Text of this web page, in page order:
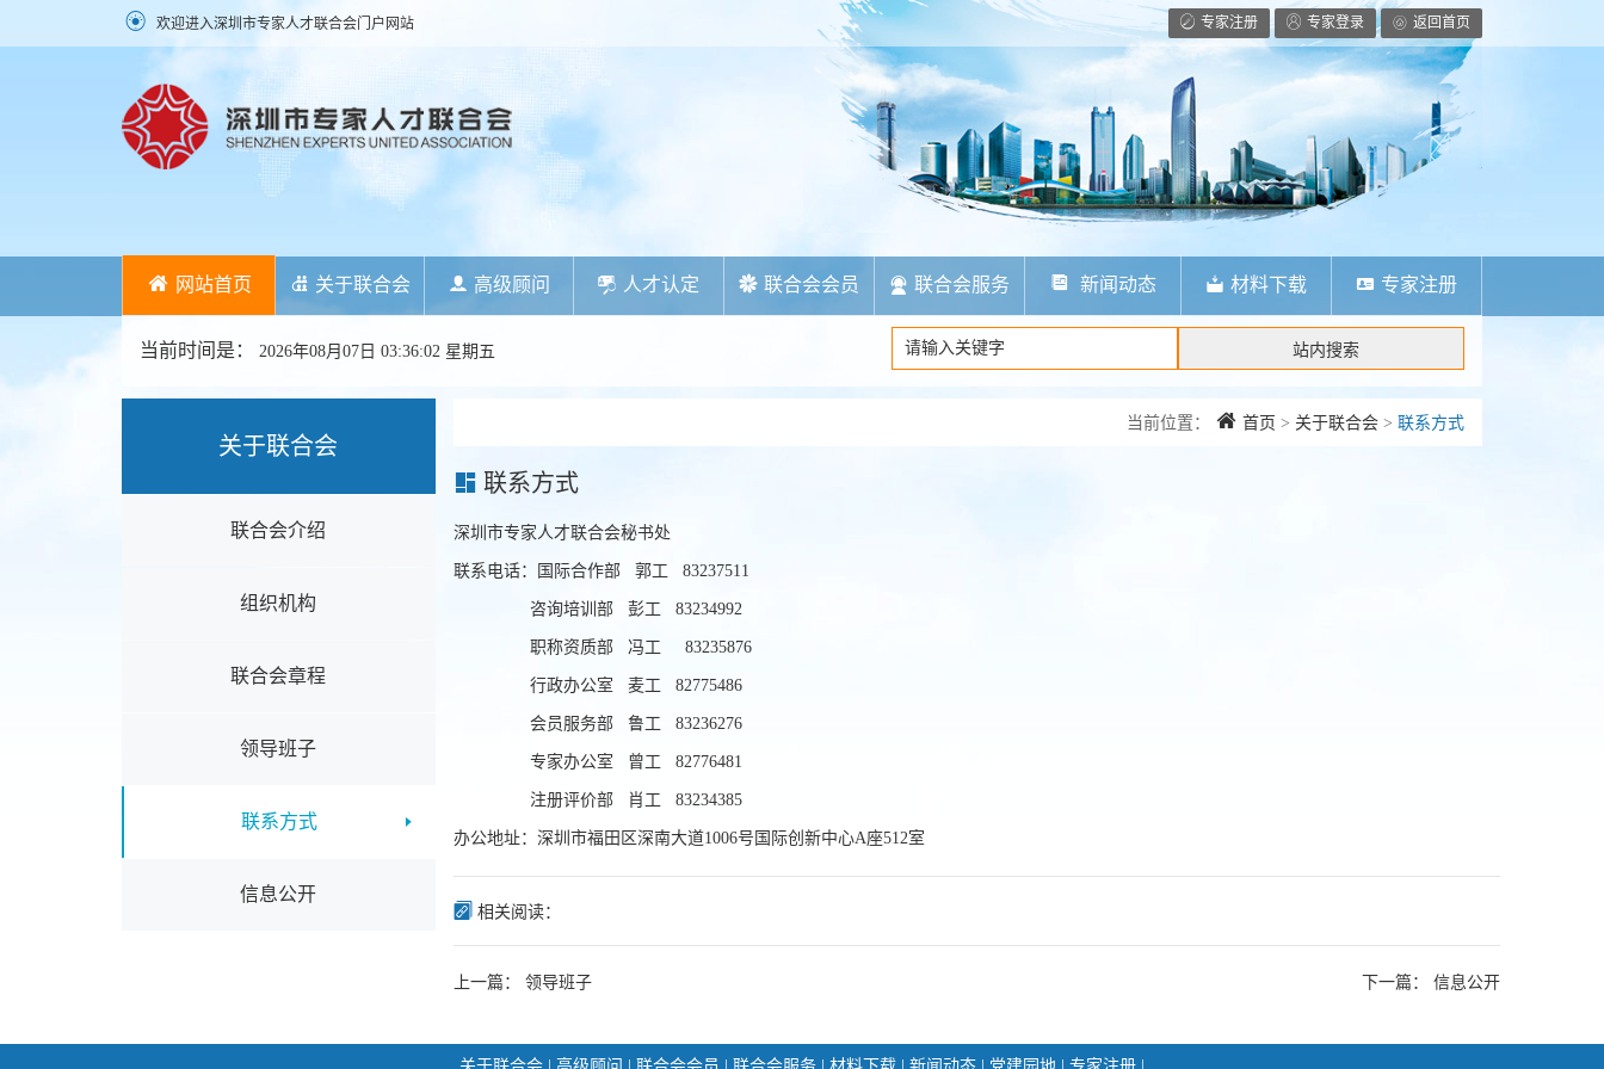
欢迎进入深圳市专家人才联合会门户网站 专家注册 专家登录 返回首页
网站首页 关于联合会 高级顾问 人才认定 联合会会员 联合会服务 新闻动态 材料下载 专家注册
当前时间是： 2026年08月07日 03:36:02 星期五
关于联合会
联合会介绍
组织机构
联合会章程
领导班子
联系方式
信息公开
当前位置： 首页 > 关于联合会 > 联系方式
联系方式
深圳市专家人才联合会秘书处
联系电话：国际合作部 郭工 83237511
咨询培训部 彭工 83234992
职称资质部 冯工 83235876
行政办公室 麦工 82775486
会员服务部 鲁工 83236276
专家办公室 曾工 82776481
注册评价部 肖 工 83234385
办公地址：深圳市福田区深南大道1006号国际创新中心A座512室
相关阅读：
上一篇： 领导班子 下一篇： 信息公开